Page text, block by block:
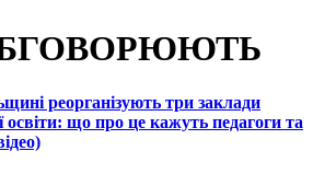
реорганізують три заклади
освіти: що про це кажуть педагоги та